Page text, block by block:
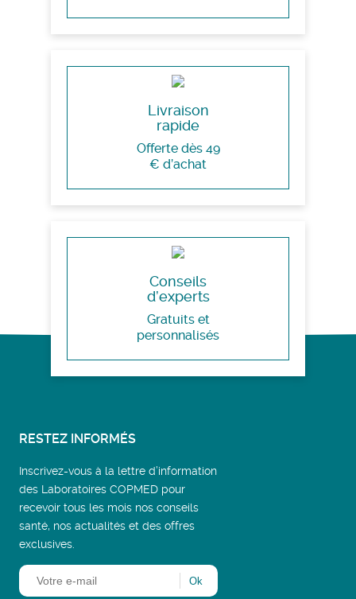
Livraison
rapide
Offerte dès 49
€ d’achat
Conseils
d’experts
Gratuits et
personnalisés
RESTEZ INFORMÉS
Inscrivez-vous à la lettre d’information
des Laboratoires COPMED pour
recevoir tous les mois nos conseils
santé, nos actualités et des offres
exclusives.